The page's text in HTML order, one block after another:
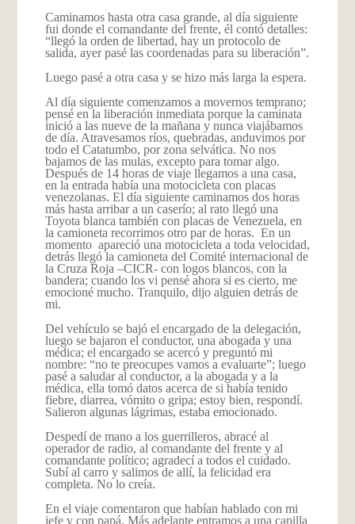
Caminamos hasta otra casa grande, al día siguiente
fui donde el comandante del frente, él contó detalles:
“llegó la orden de libertad, hay un protocolo de
salida, ayer pasé las coordenadas para su liberación”.
Luego pasé a otra casa y se hizo más larga la espera.
Al día siguiente comenzamos a movernos temprano;
pensé en la liberación inmediata porque la caminata
inició a las nueve de la mañana y nunca viajábamos
de día. Atravesamos ríos, quebradas, anduvimos por
todo el Catatumbo, por zona selvática. No nos
bajamos de las mulas, excepto para tomar algo.
Después de 14 horas de viaje llegamos a una casa,
en la entrada había una motocicleta con placas
venezolanas. El día siguiente caminamos dos horas
más hasta arribar a un caserío; al rato llegó una
Toyota blanca también con placas de Venezuela, en
la camioneta recorrimos otro par de horas. En un
momento apareció una motocicleta a toda velocidad,
detrás llegó la camioneta del Comité internacional de
la Cruza Roja –CICR- con logos blancos, con la
bandera; cuando los vi pensé ahora si es cierto, me
emocioné mucho. Tranquilo, dijo alguien detrás de
mi.
Del vehículo se bajó el encargado de la delegación,
luego se bajaron el conductor, una abogada y una
médica; el encargado se acercó y preguntó mi
nombre: “no te preocupes vamos a evaluarte”; luego
pasé a saludar al conductor, a la abogada y a la
médica, ella tomó datos acerca de si había tenido
fiebre, diarrea, vómito o gripa; estoy bien, respondí.
Salieron algunas lágrimas, estaba emocionado.
Despedí de mano a los guerrilleros, abracé al
operador de radio, al comandante del frente y al
comandante político; agradecí a todos el cuidado.
Subí al carro y salimos de allí, la felicidad era
completa. No lo creía.
En el viaje comentaron que habían hablado con mi
jefe y con papá. Más adelante entramos a una capilla